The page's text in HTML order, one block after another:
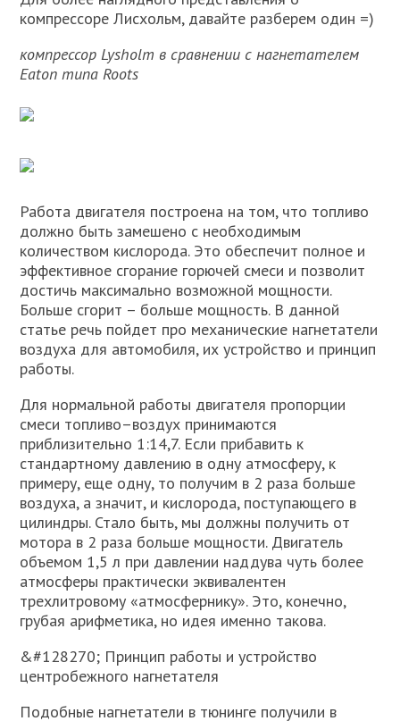
компрессоре Лисхольм, давайте разберем один =)
компрессор Lysholm в сравнении с нагнетателем
Eaton типа Roots
Работа двигателя построена на том, что топливо
должно быть замешено с необходимым
количеством кислорода. Это обеспечит полное и
эффективное сгорание горючей смеси и позволит
достичь максимально возможной мощности.
Больше сгорит – больше мощность. В данной
статье речь пойдет про механические нагнетатели
воздуха для автомобиля, их устройство и принцип
работы.
Для нормальной работы двигателя пропорции
смеси топливо–воздух принимаются
приблизительно 1:14,7. Если прибавить к
стандартному давлению в одну атмосферу, к
примеру, еще одну, то получим в 2 раза больше
воздуха, а значит, и кислорода, поступающего в
цилиндры. Стало быть, мы должны получить от
мотора в 2 раза больше мощности. Двигатель
объемом 1,5 л при давлении наддува чуть более
атмосферы практически эквивалентен
трехлитровому «атмосфернику». Это, конечно,
грубая арифметика, но идея именно такова.
&#128270; Принцип работы и устройство
центробежного нагнетателя
Подобные нагнетатели в тюнинге получили в